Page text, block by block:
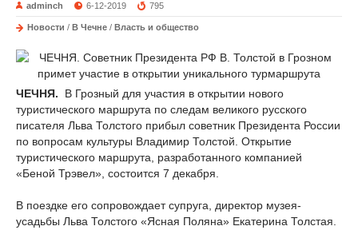
adminch 6-12-2019 795
Новости / В Чечне / Власть и общество
ЧЕЧНЯ.
В Грозный для участия в открытии нового
туристического маршрута по следам великого русского
писателя Льва Толстого прибыл советник Президента России
по вопросам культуры Владимир Толстой. Открытие
туристического маршрута, разработанного компанией
«Беной Трэвел», состоится 7 декабря.
В поездке его сопровождает супруга, директор музея-
усадьбы Льва Толстого «Ясная Поляна» Екатерина Толстая.